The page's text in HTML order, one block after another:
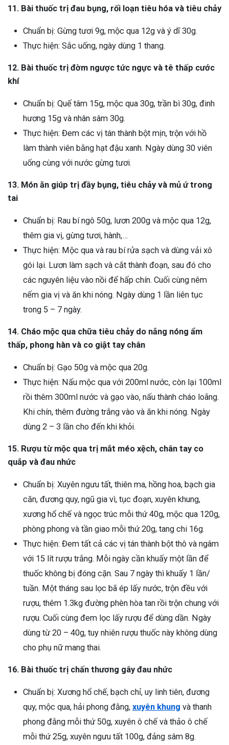
11. Bài thuốc trị đau bụng, rối loạn tiêu hóa và tiêu chảy
Chuẩn bị: Gừng tươi 9g, mộc qua 12g và ý dĩ 30g.
Thực hiện: Sắc uống, ngày dùng 1 thang.
12. Bài thuốc trị đờm ngược tức ngực và tê thấp cước
khí
Chuẩn bị: Quế tâm 15g, mộc qua 30g, trần bì 30g, đinh
hương 15g và nhân sâm 30g.
Thực hiện: Đem các vị tán thành bột mịn, trộn với hồ
làm thành viên bằng hạt đậu xanh. Ngày dùng 30 viên
uống cùng với nước gừng tươi.
13. Món ăn giúp trị đầy bụng, tiêu chảy và mủ ứ trong
tai
Chuẩn bị: Rau bí ngô 50g, lươn 200g và mộc qua 12g,
thêm gia vị, gừng tươi, hành,…
Thực hiện: Mộc qua và rau bí rửa sạch và dùng vải xô
gói lại. Lươn làm sạch và cắt thành đoạn, sau đó cho
các nguyên liệu vào nồi để hấp chín. Cuối cùng nêm
nếm gia vị và ăn khi nóng. Ngày dùng 1 lần liên tục
trong 5 – 7 ngày.
14. Cháo mộc qua chữa tiêu chảy do nắng nóng ẩm
thấp, phong hàn và co giật tay chân
Chuẩn bị: Gạo 50g và mộc qua 20g.
Thực hiện: Nấu mộc qua với 200ml nước, còn lại 100ml
rồi thêm 300ml nước và gạo vào, nấu thành cháo loãng.
Khi chín, thêm đường trắng vào và ăn khi nóng. Ngày
dùng 2 – 3 lần cho đến khi khỏi.
15. Rượu từ mộc qua trị mắt méo xệch, chân tay co
quắp và đau nhức
Chuẩn bị: Xuyên ngưu tất, thiên ma, hồng hoa, bạch gia
căn, đương quy, ngũ gia vì, tục đoạn, xuyên khung,
xương hổ chế và ngọc trúc mỗi thứ 40g, mộc qua 120g,
phòng phong và tần giao mỗi thứ 20g, tang chi 16g.
Thực hiện: Đem tất cả các vị tán thành bột thô và ngâm
với 15 lít rượu trắng. Mỗi ngày cần khuấy một lần để
thuốc không bị đóng cặn. Sau 7 ngày thì khuấy 1 lần/
tuần. Một tháng sau lọc bã ép lấy nước, trộn đều với
rượu, thêm 1.3kg đường phèn hòa tan rồi trộn chung với
rượu. Cuối cùng đem lọc lấy rượu để dùng dần. Ngày
dùng từ 20 – 40g, tuy nhiên rượu thuốc này không dùng
cho phụ nữ mang thai.
16. Bài thuốc trị chấn thương gây đau nhức
Chuẩn bị: Xương hổ chế, bạch chỉ, uy linh tiên, đương
quy, mộc qua, hải phong đằng, xuyên khung và thanh
phong đằng mỗi thứ 50g, xuyên ô chế và thảo ô chế
mỗi thứ 25g, xuyên ngưu tất 100g, đảng sâm 8g.